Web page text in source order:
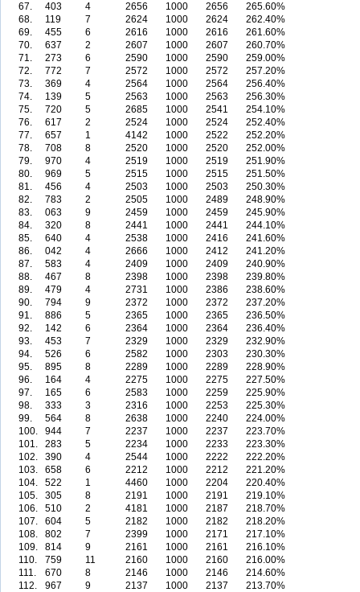
67.
403 4 2656 1000 2656
265.60%
68.
119 7 2624 1000 2624
262.40%
69.
455 6 2616 1000 2616
261.60%
70.
637 2 2607 1000 2607
260.70%
71.
273 6 2590 1000 2590
259.00%
72.
772 7 2572 1000 2572
257.20%
73.
369 4 2564 1000 2564
256.40%
74.
139 5 2563 1000 2563
256.30%
75.
720 5 2685 1000 2541
254.10%
76.
617 2 2524 1000 2524
252.40%
77.
657 1 4142 1000 2522
252.20%
78.
708 8 2520 1000 2520
252.00%
79.
970 4 2519 1000 2519
251.90%
80.
969 5 2515 1000 2515
251.50%
81.
456 4 2503 1000 2503
250.30%
82.
783 2 2505 1000 2489
248.90%
83.
063 9 2459 1000 2459
245.90%
84.
320 8 2441 1000 2441
244.10%
85.
640 4 2538 1000 2416
241.60%
86.
042 4 2666 1000 2412
241.20%
87.
583 4 2409 1000 2409
240.90%
88.
467 8 2398 1000 2398
239.80%
89.
479 4 2731 1000 2386
238.60%
90.
794 9 2372 1000 2372
237.20%
91.
886 5 2365 1000 2365
236.50%
92.
142 6 2364 1000 2364
236.40%
93.
453 7 2329 1000 2329
232.90%
94.
526 6 2582 1000 2303
230.30%
95.
895 8 2289 1000 2289
228.90%
96.
164 4 2275 1000 2275
227.50%
97.
165 6 2583 1000 2259
225.90%
98.
333 3 2316 1000 2253
225.30%
99.
564 8 2638 1000 2240
224.00%
100.
944 7 2237 1000 2237
223.70%
101.
283 5 2234 1000 2233
223.30%
102.
390 4 2544 1000 2222
222.20%
103.
658 6 2212 1000 2212
221.20%
104.
522 1 4460 1000 2204
220.40%
105.
305 8 2191 1000 2191
219.10%
106.
510 2 4181 1000 2187
218.70%
107.
604 5 2182 1000 2182
218.20%
108.
802 7 2399 1000 2171
217.10%
109.
814 9 2161 1000 2161
216.10%
110.
759 11 2160 1000 2160
216.00%
111.
670 8 2146 1000 2146
214.60%
112.
967 9 2137 1000 2137
213.70%